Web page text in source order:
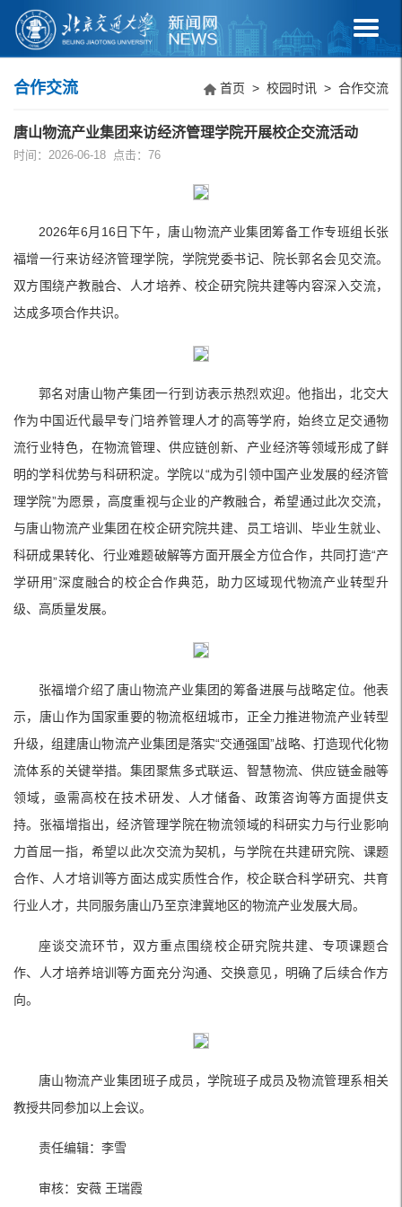
合作交流 首页 > 校园时讯 > 合作交流
唐山物流产业集团来访经济管理学院开展校企交流活动
时间：2026-06-18 点击： 76
2026年6月16日下午，唐山物流产业集团筹备工作专班组长张
福增一行来访经济管理学院，学院党委书记、院长郭名会见交流。
双方围绕产教融合、人才培养、校企研究院共建等内容深入交流，
达成多项合作共识。
郭名对唐山物产集团一行到访表示热烈欢迎。他指出，北交大
作为中国近代最早专门培养管理人才的高等学府，始终立足交通物
流行业特色，在物流管理、供应链创新、产业经济等领域形成了鲜
明的学科优势与科研积淀。学院以“成为引领中国产业发展的经济管
理学院”为愿景，高度重视与企业的产教融合，希望通过此次交流，
与唐山物流产业集团在校企研究院共建、员工培训、毕业生就业、
科研成果转化、行业难题破解等方面开展全方位合作，共同打造“产
学研用”深度融合的校企合作典范，助力区域现代物流产业转型升
级、高质量发展。
张福增介绍了唐山物流产业集团的筹备进展与战略定位。他表
示，唐山作为国家重要的物流枢纽城市，正全力推进物流产业转型
升级，组建唐山物流产业集团是落实“交通强国”战略、打造现代化物
流体系的关键举措。集团聚焦多式联运、智慧物流、供应链金融等
领域，亟需高校在技术研发、人才储备、政策咨询等方面提供支
持。张福增指出，经济管理学院在物流领域的科研实力与行业影响
力首屈一指，希望以此次交流为契机，与学院在共建研究院、课题
合作、人才培训等方面达成实质性合作，校企联合科学研究、共育
行业人才，共同服务唐山乃至京津冀地区的物流产业发展大局。
座谈交流环节，双方重点围绕校企研究院共建、专项课题合
作、人才培养培训等方面充分沟通、交换意见，明确了后续合作方
向。
唐山物流产业集团班子成员，学院班子成员及物流管理系相关
教授共同参加以上会议。
责任编辑：李雪
审核：安薇 王瑞霞